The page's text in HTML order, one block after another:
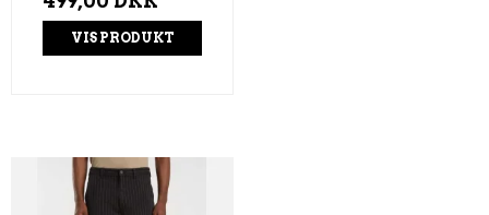
VIS PRODUKT